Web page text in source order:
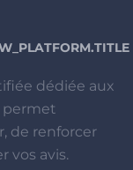
dédiée aux
permet
de renforcer
vos avis.